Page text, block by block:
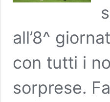
all’8^
con tutti i
sorprese.